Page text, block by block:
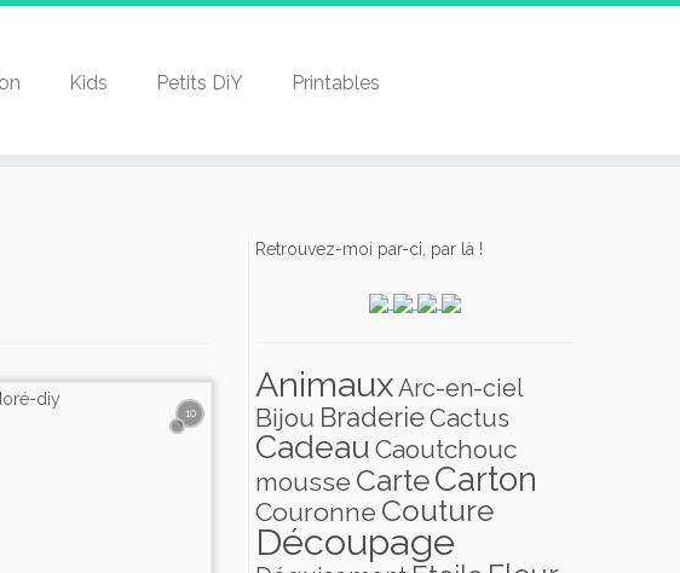
Kids Petits DiY
Printables
10
Retrouvez-moi par-ci, par là !
AnimauxArc-en-ciel
Bijou BraderieCactus
Cadeau Caoutchouc
mousse CarteCarton
Couronne Couture
Découpage